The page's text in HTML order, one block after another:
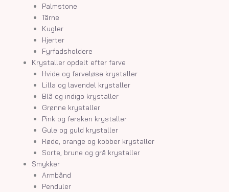
Palmstone
Tårne
Kugler
Hjerter
Fyrfadsholdere
Krystaller opdelt efter farve
Hvide og farveløse krystaller
Lilla og lavendel krystaller
Blå og indigo krystaller
Grønne krystaller
Pink og fersken krystaller
Gule og guld krystaller
Røde, orange og kobber krystaller
Sorte, brune og grå krystaller
Smykker
Armbånd
Penduler